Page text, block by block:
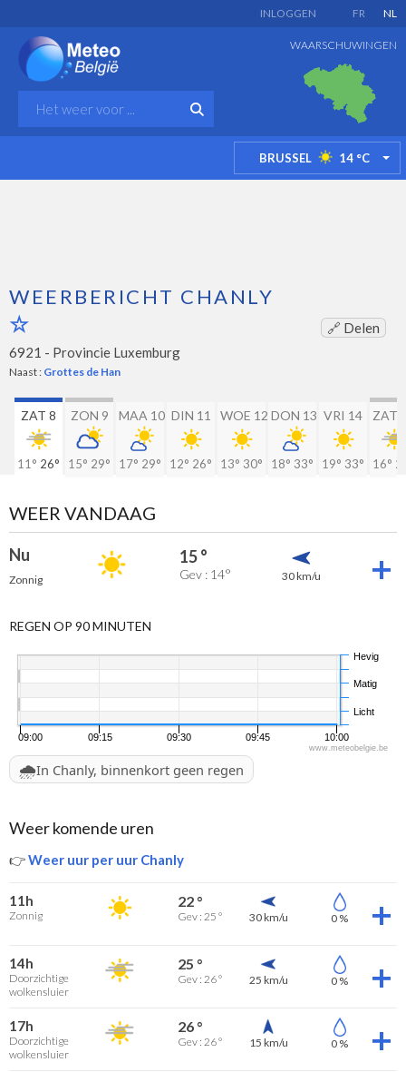
FR NL
INLOGGEN
WAARSCHUWINGEN
BRUSSEL 14 °C
WEERBERICHT CHANLY
🔗 Delen
6921 - Provincie Luxemburg
Naast : Grottes de Han
ZAT 8
11° 26°
ZON 9
15° 29°
MAA 10
17° 29°
DIN 11
12° 26°
WOE 12
13° 30°
DON 13
18° 33°
VRI 14
19° 33°
ZAT
16°
WEER VANDAAG
Nu
Zonnig
15 °
Gev : 14° 30 km/u
REGEN OP 90 MINUTEN
09:00 09:15 09:30 09:45 10:00
Licht
Matig
Hevig
www.meteobelgie.be
🌧️In Chanly, binnenkort geen regen
Weer komende uren
👉Weer uur per uur Chanly
11h
Zonnig
22 °
Gev : 25 ° 30 km/u 0 %
14h
Doorzichtige
wolkensluier
25 °
Gev : 26 ° 25 km/u 0 %
17h
Doorzichtige
wolkensluier
26 °
Gev : 26 ° 15 km/u 0 %